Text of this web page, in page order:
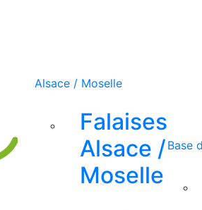
Alsace / Moselle
Falaises
Alsace /
Moselle
Base